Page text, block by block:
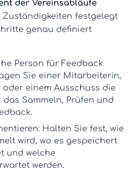
der Vereinsabläufe
festgelegt
genau definiert
Person für Feedback
Sie einer Mitarbeiterin,
einem Ausschuss die
Sammeln, Prüfen und
Halten Sie fest, wie
wird, wo es gespeichert
und welche
werden.